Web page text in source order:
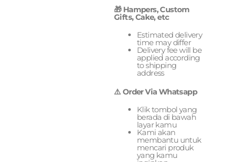
🎁 Hampers, Custom
Gifts, Cake, etc
Estimated delivery
time may differ
Delivery fee will be
applied according
to shipping
address
⚠️ Order Via Whatsapp
Klik tombol yang
berada di bawah
layar kamu
Kami akan
membantu untuk
mencari produk
yang kamu